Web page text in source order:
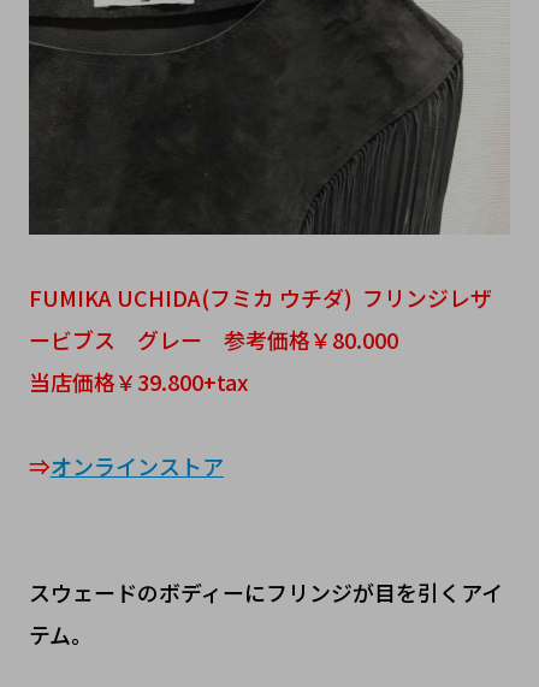
FUMIKA UCHIDA(フミカ ウチダ) フリンジレザ
ービブス グレー 参考価格￥80.000
当店価格￥39.800+tax
⇒オンラインストア
スウェードのボディーにフリンジが目を引くアイ
テム。